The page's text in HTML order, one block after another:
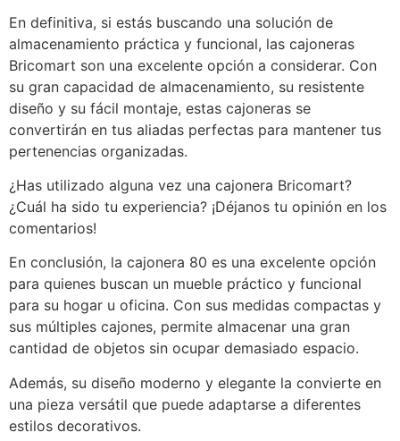
En definitiva, si estás buscando una solución de
almacenamiento práctica y funcional, las cajoneras
Bricomart son una excelente opción a considerar. Con
su gran capacidad de almacenamiento, su resistente
diseño y su fácil montaje, estas cajoneras se
convertirán en tus aliadas perfectas para mantener tus
pertenencias organizadas.
¿Has utilizado alguna vez una cajonera Bricomart?
¿Cuál ha sido tu experiencia? ¡Déjanos tu opinión en los
comentarios!
En conclusión, la cajonera 80 es una excelente opción
para quienes buscan un mueble práctico y funcional
para su hogar u oficina. Con sus medidas compactas y
sus múltiples cajones, permite almacenar una gran
cantidad de objetos sin ocupar demasiado espacio.
Además, su diseño moderno y elegante la convierte en
una pieza versátil que puede adaptarse a diferentes
estilos decorativos.